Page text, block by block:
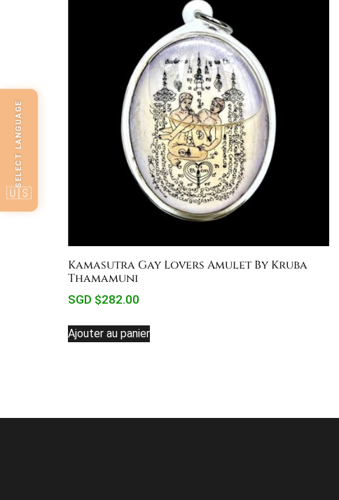
Kamasutra Gay Lovers Amulet By Kruba
Thamamuni
SGD $282.00
Ajouter au panier
SELECT LANGUAGE
🇺🇸